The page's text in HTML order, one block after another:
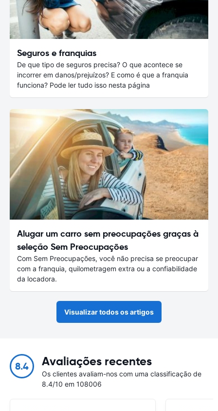
Seguros e franquias
De que tipo de seguros precisa? O que acontece se
incorrer em danos/prejuízos? E como é que a franquia
funciona? Pode ler tudo isso nesta página
Alugar um carro sem preocupações graças à
seleção Sem Preocupações
Com Sem Preocupações, você não precisa se preocupar
com a franquia, quilometragem extra ou a confiabilidade
da locadora.
Visualizar todos os artigos
8.4 Avaliações recentes
Os clientes avaliam-nos com uma classificação de
8.4/10 em 108006